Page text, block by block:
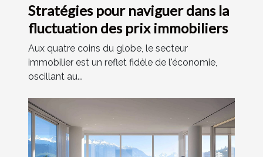
Stratégies pour naviguer dans la
fluctuation des prix immobiliers
Aux quatre coins du globe, le secteur
immobilier est un reflet fidèle de l'économie,
oscillant au...